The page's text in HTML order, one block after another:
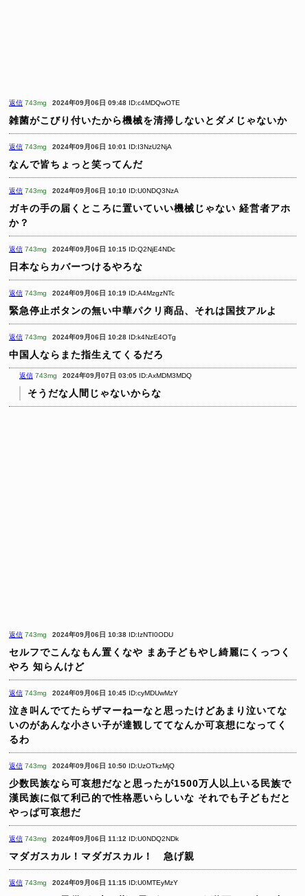
返信 743mg 2024年09月06日 09:48 ID:c4MDQwOTE
雑菌がこびり付いたから機械を清掃しないとダメじゃないか
返信 743mg 2024年09月06日 10:01 ID:I3NzU2NjA
なんで皆ちょっと笑ってんだ
返信 743mg 2024年09月06日 10:10 ID:U0NDQ3NzA
ガキの手の届くところに置いていい機械じゃない 経営者アホ
か？
返信 743mg 2024年09月06日 10:15 ID:Q2NjE4NDc
日本ならカバーつけるやろな
返信 743mg 2024年09月06日 10:19 ID:A4MzgzNTc
緊急停止ボタンの無い中華パクリ商品、それは国技アルよ
返信 743mg 2024年09月06日 10:28 ID:k4NzE4OTg
中国人ならまた指生えてくるだろ
返信 743mg 2024年09月07日 03:05 ID:AxMDM3MDQ
そうだな人間じゃないからな
返信 743mg 2024年09月06日 10:38 ID:IzNTI0ODU
セルフでこんなもん置くなや まあ子どもやし綺麗にくっつく
やろ 知らんけど
返信 743mg 2024年09月06日 10:45 ID:cyMDUwMzY
泣き叫んでてたらザマーねーなと思ったけどあまり泣いてな
いのがあんな小さい子が達観しててなんか可哀想になってく
るわ
返信 743mg 2024年09月06日 10:50 ID:UzOTkzMjQ
少数民族なら可哀想だなと思ったが1500万人以上いる民族で
漢民族に似て利己的で性格悪いらしいな それでも子どもだと
やっぱ可哀想だ
返信 743mg 2024年09月06日 11:12 ID:U0NDQ2NDk
マダガスカル！マダガスカル！ 急げ親
返信 743mg 2024年09月06日 11:15 ID:U0MTEyMzY